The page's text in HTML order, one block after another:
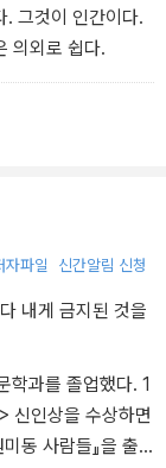
. 그것이 인간이다.
의외로 쉽다.
자파일 신간알림 신청
내게 금지된 것을
과를 졸업했다. 1
신인상을 수상하면
동 사람들』을 출